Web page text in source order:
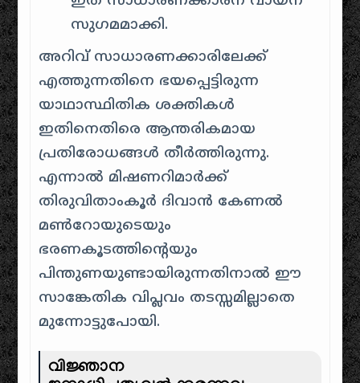
സുഗമമാക്കി.
അറിവ് സാധാരണക്കാരിലേക്ക്
എത്തുന്നതിനെ ഭയപ്പെട്ടിരുന്ന
യാഥാസ്ഥിതിക ശക്തികൾ
ഇതിനെതിരെ ആന്തരികമായ
പ്രതിരോധങ്ങൾ തീർത്തിരുന്നു.
എന്നാൽ മിഷണറിമാർക്ക്
തിരുവിതാംകൂർ ദിവാൻ കേണൽ
മൺറോയുടെയും
ഭരണകൂടത്തിന്റെയും
പിന്തുണയുണ്ടായിരുന്നതിനാൽ ഈ
സാങ്കേതിക വിപ്ലവം തടസ്സമില്ലാതെ
മുന്നോട്ടുപോയി.
വിജ്ഞാന